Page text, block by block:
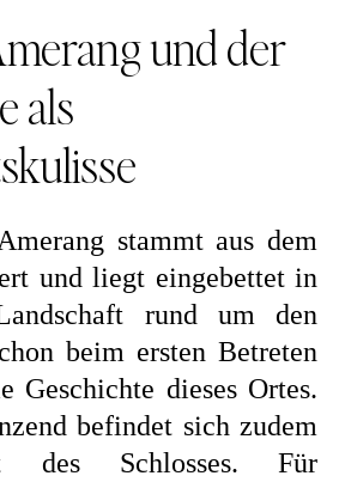
und der
als
stammt aus dem
und liegt eingebettet in
rund um den
beim ersten Betreten
Geschichte dieses Ortes.
befindet sich zudem
des Schlosses. Für